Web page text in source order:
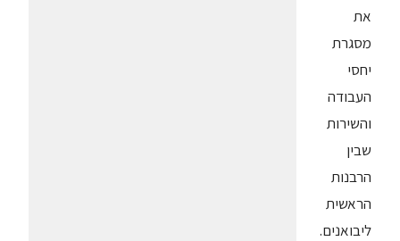
את
מסגרת
יחסי
העבודה
והשירות
שבין
הרבנות
הראשית
ליבואנים.